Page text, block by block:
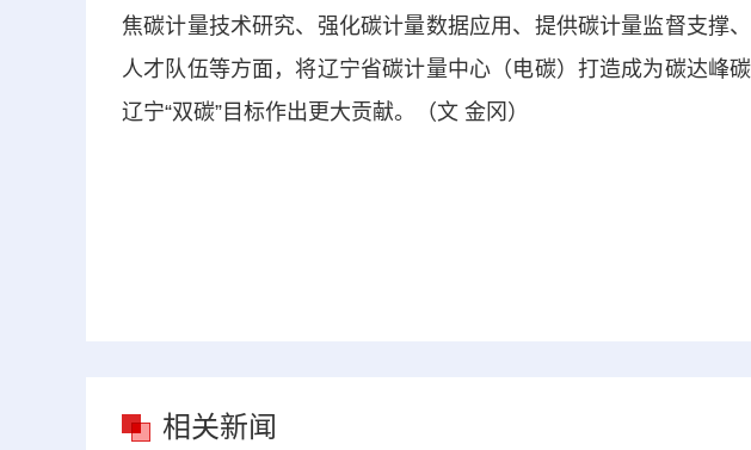
焦碳计量技术研究、强化碳计量数据应用、提供碳计量监督支撑
人才队伍等方面，将辽宁省碳计量中心（电碳）打造成为碳达峰
辽宁“双碳”目标作出更大贡献。（文 金冈）
相关新闻